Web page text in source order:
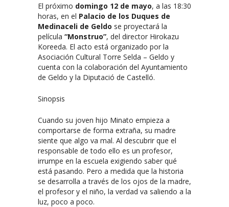
El próximo domingo 12 de mayo, a las 18:30
horas, en el Palacio de los Duques de
Medinaceli de Geldo se proyectará la
película “Monstruo”, del director Hirokazu
Koreeda. El acto está organizado por la
Asociación Cultural Torre Selda – Geldo y
cuenta con la colaboración del Ayuntamiento
de Geldo y la Diputació de Castelló.
Sinopsis
Cuando su joven hijo Minato empieza a
comportarse de forma extraña, su madre
siente que algo va mal. Al descubrir que el
responsable de todo ello es un profesor,
irrumpe en la escuela exigiendo saber qué
está pasando. Pero a medida que la historia
se desarrolla a través de los ojos de la madre,
el profesor y el niño, la verdad va saliendo a la
luz, poco a poco.